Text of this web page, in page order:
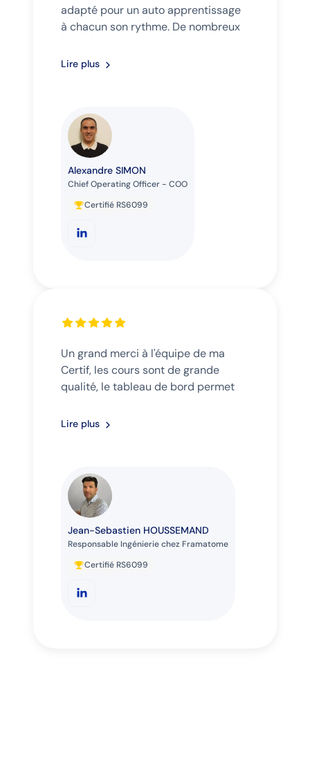
adapté pour un auto apprentissage
à chacun son rythme. De nombreux
Coachs. Equipe disponible et très
Lire plus
Alexandre SIMON
Chief Operating Officer - COO
Certifié RS6099
Un grand merci à l'équipe de ma
Certif, les cours sont de grande
qualité, le tableau de bord permet
intervenants sont disponibles,
Lire plus
Jean-Sebastien HOUSSEMAND
Responsable Ingénierie chez Framatome
Certifié RS6099